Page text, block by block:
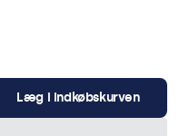
Læg i indkøbskurven